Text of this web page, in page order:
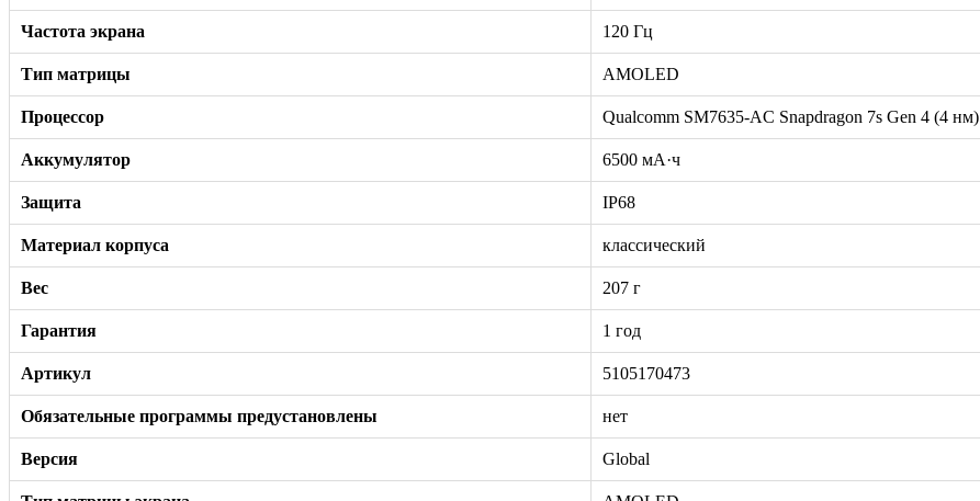
Частота экрана 120 Гц
Тип матрицы AMOLED
Процессор Qualcomm SM7635-AC Snapdragon 7s Gen 4 (4 нм)
Аккумулятор 6500 мА·ч
Защита IP68
Материал корпуса классический
Вес 207 г
Гарантия 1 год
Артикул 5105170473
Обязательные программы предустановлены нет
Версия Global